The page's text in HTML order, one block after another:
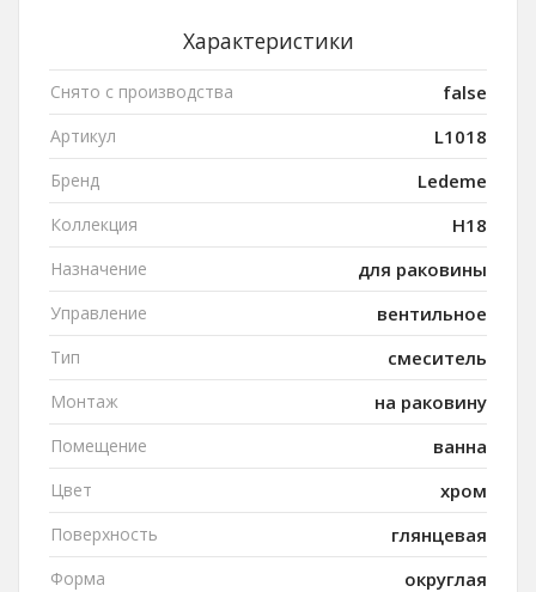
Характеристики
Снято с производства false
Артикул L1018
Бренд Ledeme
Коллекция H18
Назначение для раковины
Управление вентильное
Тип смеситель
Монтаж на раковину
Помещение ванна
Цвет хром
Поверхность глянцевая
Форма округлая